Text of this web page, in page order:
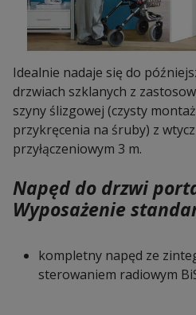
Idealnie nadaje się do
drzwiach szklanych z
szyny ślizgowej (czysty
przykręcenia na śruby) z
przyłączeniowym 3 m.
Napęd do drzwi
Wyposażenie
kompletny napęd ze
sterowaniem radiowym